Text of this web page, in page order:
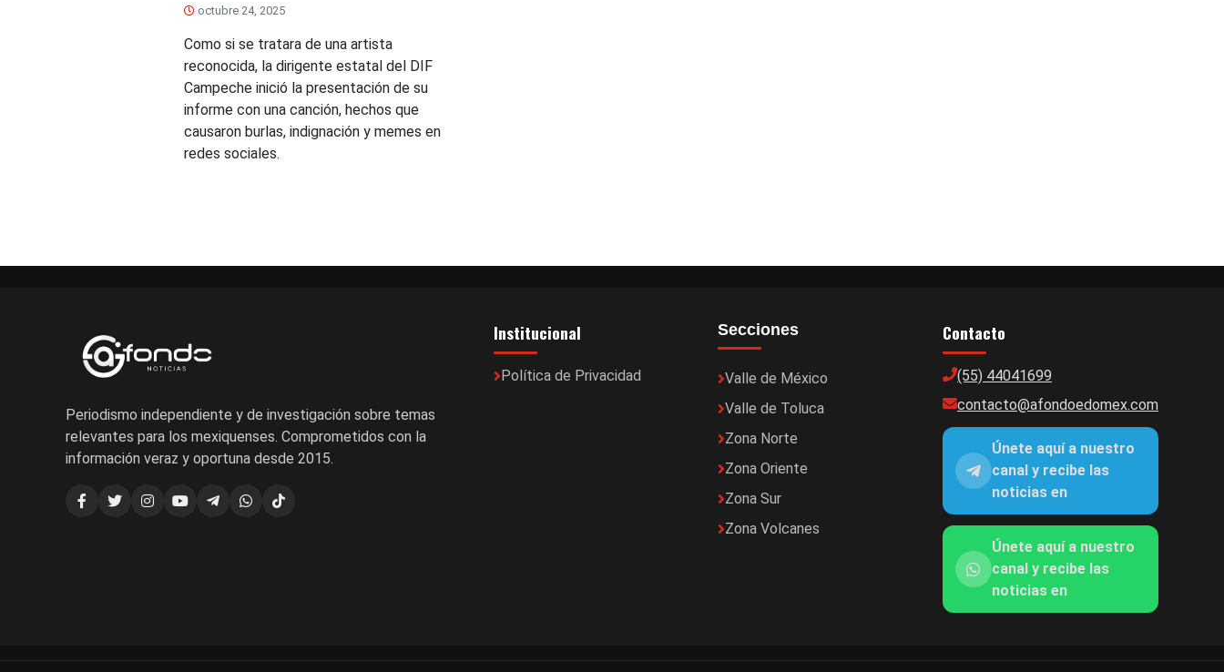
octubre 24, 2025
Como si se tratara de una artista
reconocida, la dirigente estatal del DIF
Campeche inició la presentación de su
informe con una canción, hechos que
causaron burlas, indignación y memes en
redes sociales.
Periodismo independiente y de investigación sobre temas
relevantes para los mexiquenses. Comprometidos con la
información veraz y oportuna desde 2015.
Institucional
Política de Privacidad
Secciones
Valle de México
Valle de Toluca
Zona Norte
Zona Oriente
Zona Sur
Zona Volcanes
Contacto
(55) 44041699
contacto@afondoedomex.com
Únete aquí a nuestro
canal y recibe las
noticias en
Únete aquí a nuestro
canal y recibe las
noticias en